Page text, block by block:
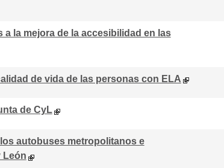
la mejora de la accesibilidad en las
de vida de las personas con ELA
de CyL
autobuses metropolitanos e
León